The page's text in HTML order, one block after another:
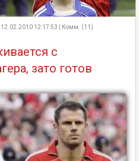
| 12.02.2010 12:17:53 | Комм. (11)
с
зато готов